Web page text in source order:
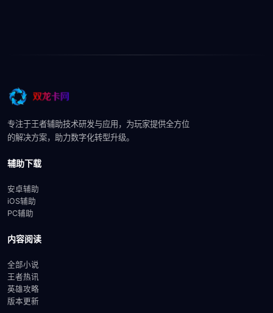
专注于王者辅助技术研发与应用，为玩家提供全方位
的解决方案，助力数字化转型升级。
辅助下载
安卓辅助
iOS辅助
PC辅助
内容阅读
全部小说
王者热讯
英雄攻略
版本更新